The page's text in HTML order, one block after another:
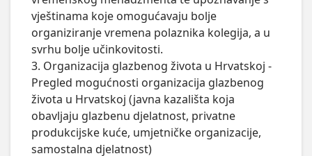
vještinama koje omogućavaju bolje
organiziranje vremena polaznika kolegija, a u
svrhu bolje učinkovitosti.
3. Organizacija glazbenog života u Hrvatskoj -
Pregled mogućnosti organizacija glazbenog
života u Hrvatskoj (javna kazališta koja
obavljaju glazbenu djelatnost, privatne
produkcijske kuće, umjetničke organizacije,
samostalna djelatnost)